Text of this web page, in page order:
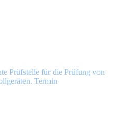
Prüfstelle für die Prüfung von
Termin